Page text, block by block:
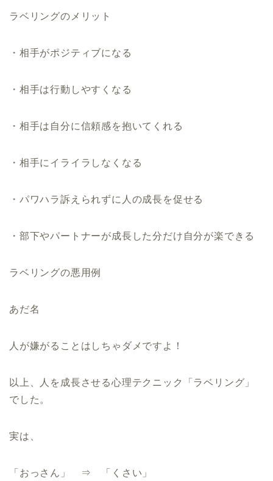
ラベリングのメリット
・相手がポジティブになる
・相手は行動しやすくなる
・相手は自分に信頼感を抱いてくれる
・相手にイライラしなくなる
・パワハラ訴えられずに人の成長を促せる
・部下やパートナーが成長した分だけ自分が楽できる
ラベリングの悪用例
あだ名
人が嫌がることはしちゃダメですよ！
以上、人を成長させる心理テクニック「ラベリング」
でした。
実は、
「おっさん」 ⇒ 「くさい」